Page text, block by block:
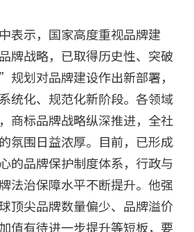
示，国家高度重视品牌建
牌战略，已取得历史性、突破
划对品牌建设作出新部署，
统化、规范化新阶段。各领域
商标品牌战略纵深推进，全社
氛围日益浓厚。目前，已形成
的品牌保护制度体系，行政与
法治保障水平不断提升。他强
顶尖品牌数量偏少、品牌溢价
值有待进一步提升等短板，要